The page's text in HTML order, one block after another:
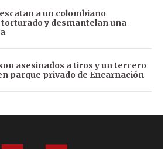
a un colombiano
torturado y desmantelan una
asesinados a tiros y un tercero
parque privado de Encarnación